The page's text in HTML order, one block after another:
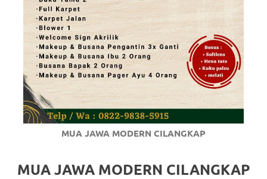
MUA JAWA MODERN CILANGKAP
MUA JAWA MODERN CILANGKAP